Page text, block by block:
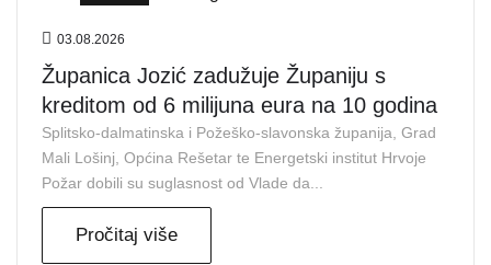
03.08.2026
Županica Jozić zadužuje Županiju s
kreditom od 6 milijuna eura na 10 godina
Splitsko-dalmatinska i Požeško-slavonska županija, Grad
Mali Lošinj, Općina Rešetar te Energetski institut Hrvoje
Požar dobili su suglasnost od Vlade da...
Pročitaj više